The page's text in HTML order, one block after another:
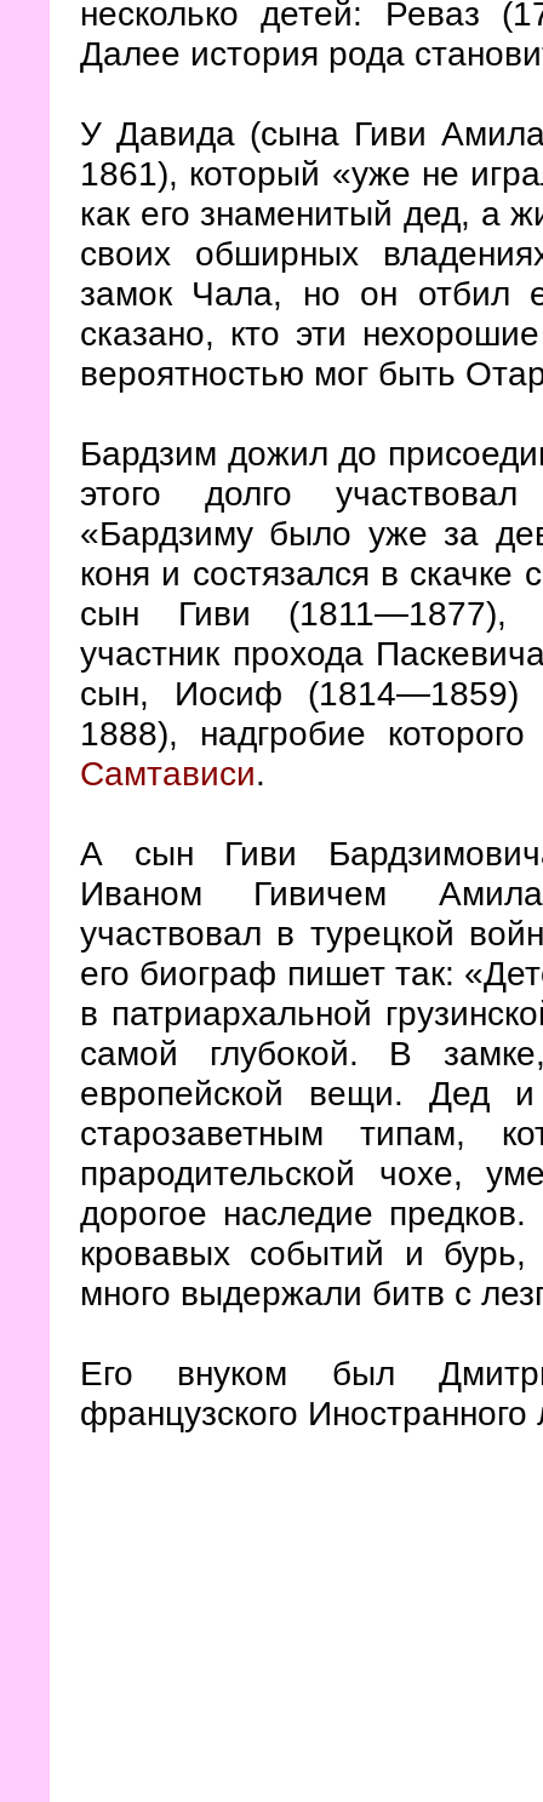
несколько детей: Реваз
Далее история рода
У Давида (сына Гиви
1861), который «уже не
как его знаменитый дед, а
своих обширных
замок Чала, но он отбил
сказано, кто эти
вероятностью мог быть
Бардзим дожил до
этого долго
«Бардзиму было уже за
коня и состязался в
сын Гиви (1811—1877),
участник прохода
сын, Иосиф (1814—1859)
1888), надгробие
Самтависи.
А сын Гиви
Иваном Гивичем
участвовал в турецкой
его биограф пишет так:
в патриархальной
самой глубокой. В
европейской вещи. Дед
старозаветным типам,
прародительской чохе,
дорогое наследие
кровавых событий и бурь,
много выдержали битв с
Его внуком был
французского Иностранного